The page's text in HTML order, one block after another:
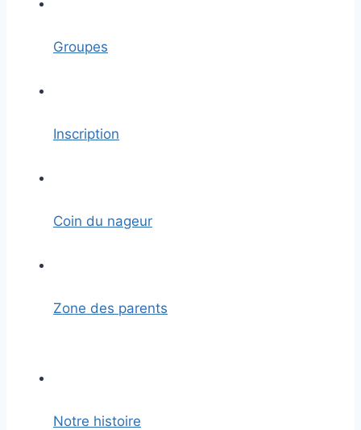
Groupes
Inscription
Coin du nageur
Zone des parents
Notre histoire